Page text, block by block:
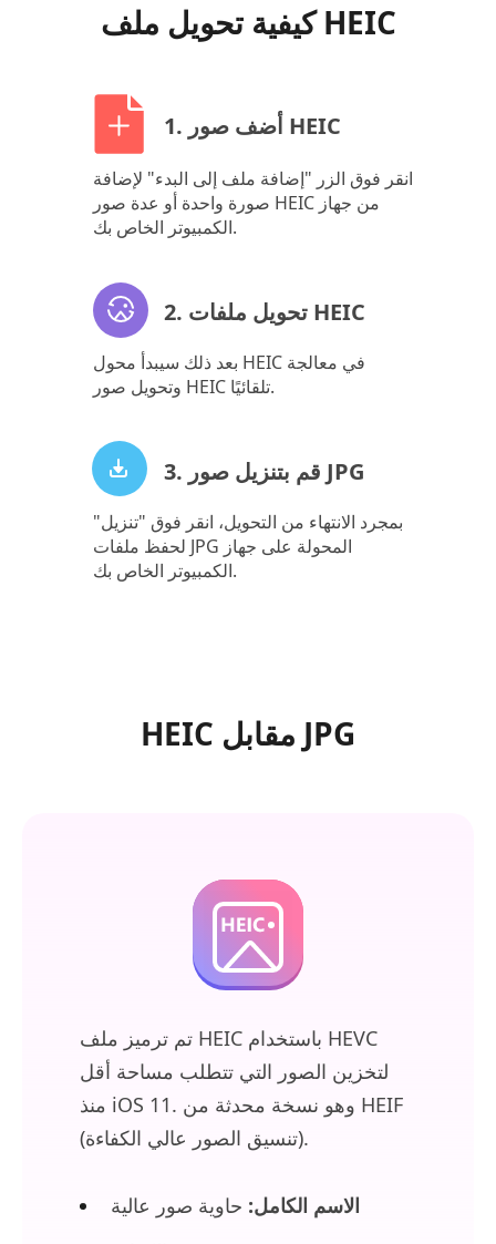
كيفية تحويل ملف HEIC
1. أضف صور HEIC
انقر فوق الزر "إضافة ملف إلى البدء" لإضافة
صورة واحدة أو عدة صور HEIC من جهاز
الكمبيوتر الخاص بك.
2. تحويل ملفات HEIC
بعد ذلك سيبدأ محول HEIC في معالجة
وتحويل صور HEIC تلقائيًا.
3. قم بتنزيل صور JPG
بمجرد الانتهاء من التحويل، انقر فوق "تنزيل"
لحفظ ملفات JPG المحولة على جهاز
الكمبيوتر الخاص بك.
HEIC مقابل JPG
تم ترميز ملف HEIC باستخدام HEVC
لتخزين الصور التي تتطلب مساحة أقل
منذ iOS 11. وهو نسخة محدثة من HEIF
(تنسيق الصور عالي الكفاءة).
الاسم الكامل: حاوية صور عالية